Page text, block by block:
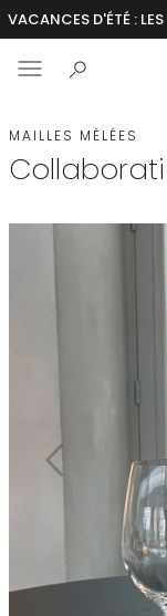
VACANCES D'ÉTÉ :
MAILLES MÈLÉES